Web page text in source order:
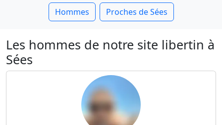
Hommes Proches de Sées
Les hommes de notre site libertin à
Sées